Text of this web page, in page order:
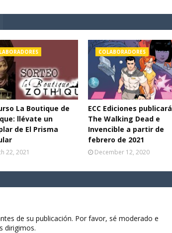
La Boutique de
llévate un
de El Prisma
22, 2021
COLABORADORES
ECC Ediciones publicará
The Walking Dead e
Invencible a partir de
febrero de 2021
December 12, 2020
de su publicación. Por favor, sé moderado e
dirigimos.